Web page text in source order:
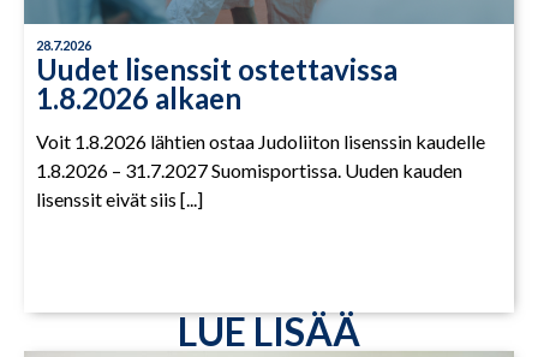
28.7.2026
Uudet lisenssit ostettavissa
1.8.2026 alkaen
Voit 1.8.2026 lähtien ostaa Judoliiton lisenssin kaudelle
1.8.2026 – 31.7.2027 Suomisportissa. Uuden kauden
lisenssit eivät siis [...]
LUE LISÄÄ